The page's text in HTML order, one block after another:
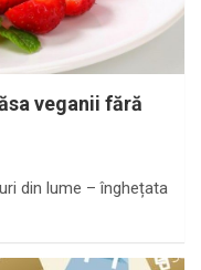
veganii fără
din lume – înghețata